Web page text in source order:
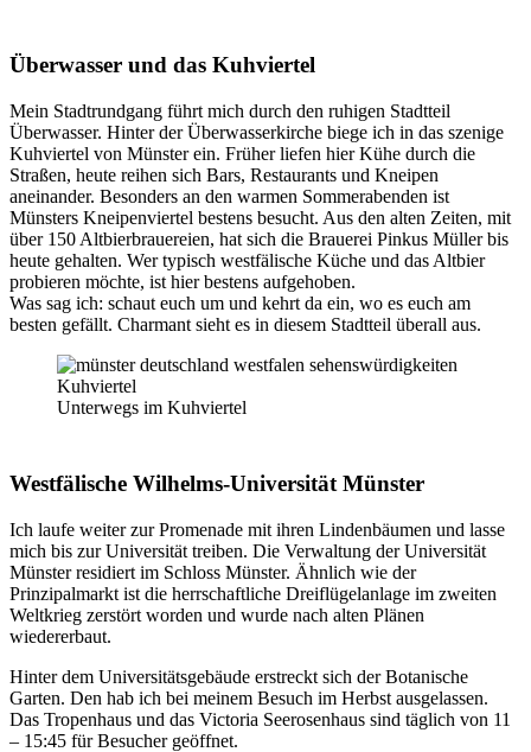
Überwasser und das Kuhviertel
Mein Stadtrundgang führt mich durch den ruhigen Stadtteil
Überwasser. Hinter der Überwasserkirche biege ich in das szenige
Kuhviertel von Münster ein. Früher liefen hier Kühe durch die
Straßen, heute reihen sich Bars, Restaurants und Kneipen
aneinander. Besonders an den warmen Sommerabenden ist
Münsters Kneipenviertel bestens besucht. Aus den alten Zeiten, mit
über 150 Altbierbrauereien, hat sich die Brauerei Pinkus Müller bis
heute gehalten. Wer typisch westfälische Küche und das Altbier
probieren möchte, ist hier bestens aufgehoben.
Was sag ich: schaut euch um und kehrt da ein, wo es euch am
besten gefällt. Charmant sieht es in diesem Stadtteil überall aus.
Unterwegs im Kuhviertel
Westfälische Wilhelms-Universität Münster
Ich laufe weiter zur Promenade mit ihren Lindenbäumen und lasse
mich bis zur Universität treiben. Die Verwaltung der Universität
Münster residiert im Schloss Münster. Ähnlich wie der
Prinzipalmarkt ist die herrschaftliche Dreiflügelanlage im zweiten
Weltkrieg zerstört worden und wurde nach alten Plänen
wiedererbaut.
Hinter dem Universitätsgebäude erstreckt sich der Botanische
Garten. Den hab ich bei meinem Besuch im Herbst ausgelassen.
Das Tropenhaus und das Victoria Seerosenhaus sind täglich von 11
– 15:45 für Besucher geöffnet.